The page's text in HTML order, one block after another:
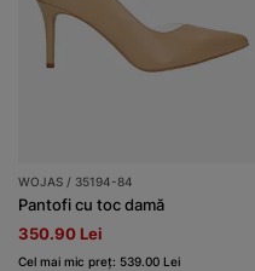
WOJAS / 35194-84
Pantofi cu toc damă
350.90 Lei
Cel mai mic preț: 539.00 Lei